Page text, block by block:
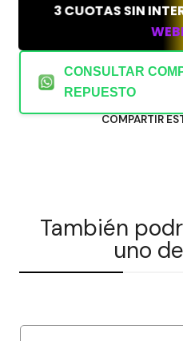
3 CUOTAS SIN
CONSULTAR
REPUESTO
COMPARTIR
También
uno